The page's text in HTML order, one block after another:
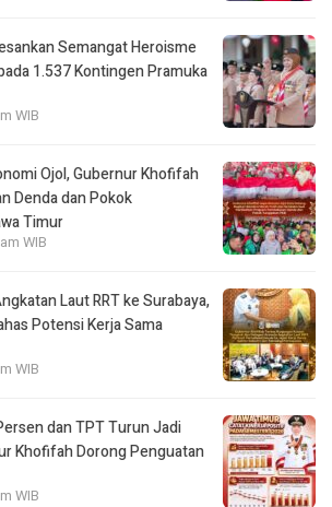
Semangat Heroisme
1.537 Kontingen Pramuka
WIB
Ojol, Gubernur Khofifah
Denda dan Pokok
Timur
WIB
Laut RRT ke Surabaya,
Potensi Kerja Sama
WIB
dan TPT Turun Jadi
Khofifah Dorong Penguatan
WIB